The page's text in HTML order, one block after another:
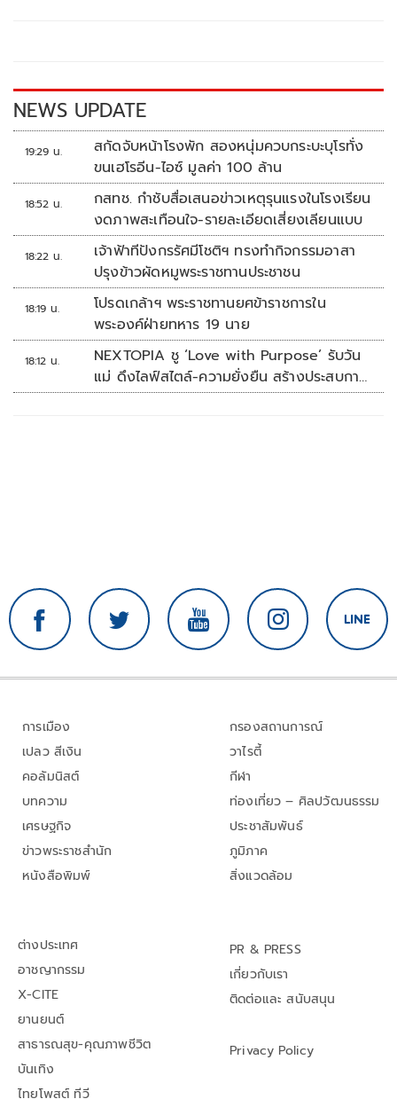
k k
NEWS UPDATE
19:29 น.
สกัดจับหน้าโรงพัก สองหนุ่มควบกระบะบุโรทั่ง
ขนเฮโรอีน-ไอซ์ มูลค่า 100 ล้าน
18:52 น.
กสทช. กำชับสื่อเสนอข่าวเหตุรุนแรงในโรงเรียน
งดภาพสะเทือนใจ-รายละเอียดเสี่ยงเลียนแบบ
18:22 น.
เจ้าฟ้าทีปังกรรัศมีโชติฯ ทรงทำกิจกรรมอาสา
ปรุงข้าวผัดหมูพระราชทานประชาชน
18:19 น.
โปรดเกล้าฯ พระราชทานยศข้าราชการใน
พระองค์ฝ่ายทหาร 19 นาย
18:12 น.
NEXTOPIA ชู ‘Love with Purpose’ รับวัน
แม่ ดึงไลฟ์สไตล์-ความยั่งยืน สร้างประสบกา
รณ์ช้อปปิงมีความหมาย
การเมือง
เปลว สีเงิน
คอลัมนิสต์
บทความ
เศรษฐกิจ
ข่าวพระราชสำนัก
หนังสือพิมพ์
กรองสถานการณ์
วาไรตี้
กีฬา
ท่องเที่ยว – ศิลปวัฒนธรรม
ประชาสัมพันธ์
ภูมิภาค
สิ่งแวดล้อม
ต่างประเทศ
อาชญากรรม
X-CITE
ยานยนต์
สาธารณสุข-คุณภาพชีวิต
บันเทิง
ไทยโพสต์ ทีวี
PR & PRESS
เกี่ยวกับเรา
ติดต่อและ สนับสนุน
Privacy Policy